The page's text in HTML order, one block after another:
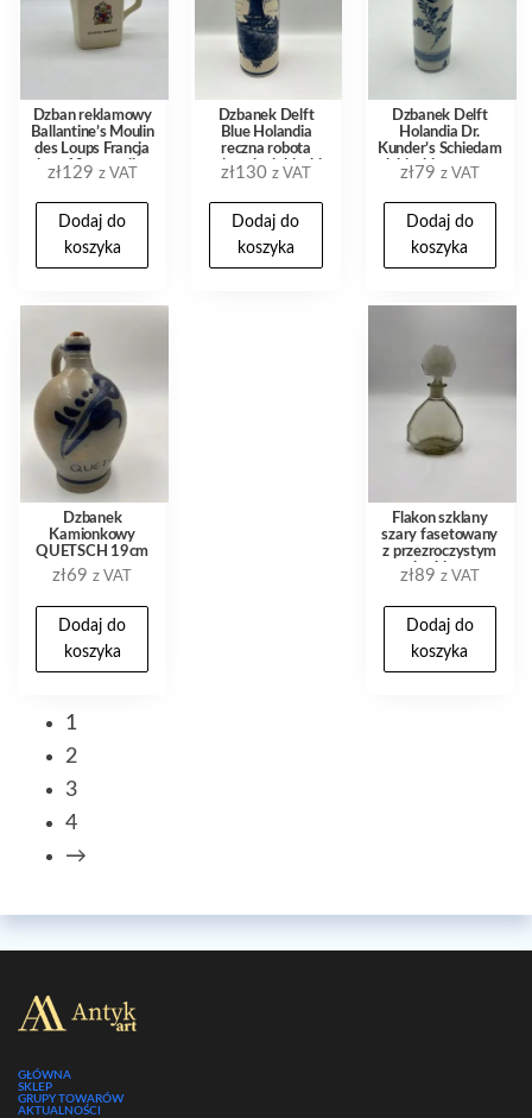
Dzban reklamowy
Ballantine’s Moulin
des Loups Francja
lata 60 ceramika
zł129 z VAT
Dodaj do
koszyka
Dzbanek Delft
Blue Holandia
reczna robota
wiatrak niebieski
wzor 27 cm
zł130 z VAT
Dodaj do
koszyka
Dzbanek Delft
Holandia Dr.
Kunder’s Schiedam
niebieski ornament
15,5 cm
zł79 z VAT
Dodaj do
koszyka
Dzbanek
Kamionkowy
QUETSCH 19cm
zł69 z VAT
Dodaj do
koszyka
Flakon szklany
szary fasetowany
z przezroczystym
korkiem
zł89 z VAT
Dodaj do
koszyka
1
2
3
4
→
GŁÓWNA
SKLEP
GRUPY TOWARÓW
AKTUALNOŚCI